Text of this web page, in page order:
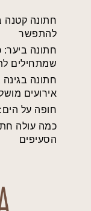
חתונה קטנה
להתפשר
חתונה
שמתחילים
חתונה
אירועים
חופה על
כמה עולה
הסעיפים